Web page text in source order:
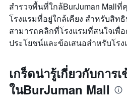
สำรวจพื้นที่ใกล้BurJuman Mall
โรงแรมที่อยู่ใกล้เคียง สำหรับสิท
สามารถคลิกที่โรงแรมที่สนใจเพื่
ประโยชน์และข้อเสนอสำหรับโร
เกร็ดน่ารู้เกี่ยวกับการ
ในBurJuman Mall